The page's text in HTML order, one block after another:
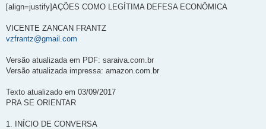
n
g
m
[align=justify]AÇÕES COMO LEGÍTIMA DEFESA ECONÔMICA
VICENTE ZANCAN FRANTZ
vzfrantz@gmail.com
Versão atualizada em PDF: saraiva.com.br
Versão atualizada impressa: amazon.com.br
Texto atualizado em 03/09/2017
PRA SE ORIENTAR
1. INÍCIO DE CONVERSA